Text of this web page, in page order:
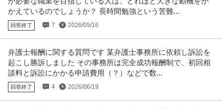
躍中
Takeoffer会計事務所
パート・アルバイト 主婦・主夫歓迎 シフト自由 シフト制
時給1,300円〜1,600円
労働・社会保険手続業務全般をお任せします。 【具体的には】 ■給与計算業
務（マネーフォワード給与、…続きを見る
提供：アカナビ
ホールスタッフ／人気ラーメン店 ホール！週1・3h～OK！／らあ
めん花月嵐 デックス東京ビーチ店
グロービート・ジャパン株式会社
かえているのでしょうか？ 長時間勉強という苦難...
回答終了 7 2026/05/16
弁護士報酬に関する質問です 某弁護士事務所に依頼し訴訟を
起こし勝訴しました その事務所は完全成功報酬制で、初回相
談料と訴訟にかかる申請費用（？）などで数...
回答終了 4 2026/06/19